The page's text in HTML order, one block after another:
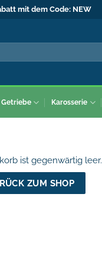
mit dem Code: NEW
Getriebe Karosserie
ist gegenwärtig leer.
ZUM SHOP